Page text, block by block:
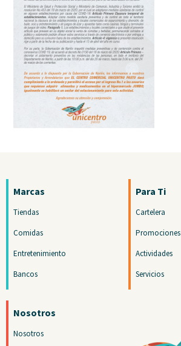
Marcas
Tiendas
Comidas
Entretenimiento
Bancos
Para Ti
Cartelera
Promociones
Actividades
Servicios
Nosotros
Nosotros